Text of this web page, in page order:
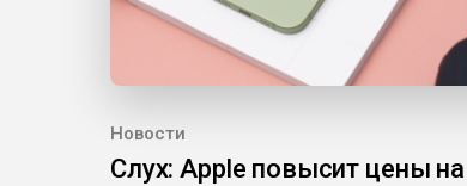
Новости
Слух: Apple повысит цены на